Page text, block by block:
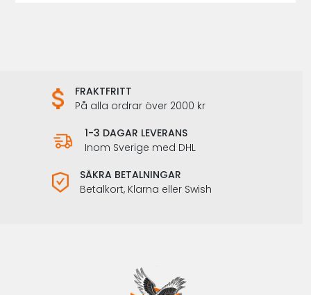
FRAKTFRITT
På alla ordrar över 2000 kr
1-3 DAGAR LEVERANS
Inom Sverige med DHL
SÄKRA BETALNINGAR
Betalkort, Klarna eller Swish